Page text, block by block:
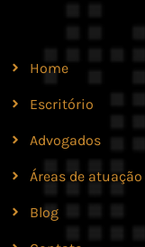
Home
Escritório
Advogados
Áreas de atuação
Blog